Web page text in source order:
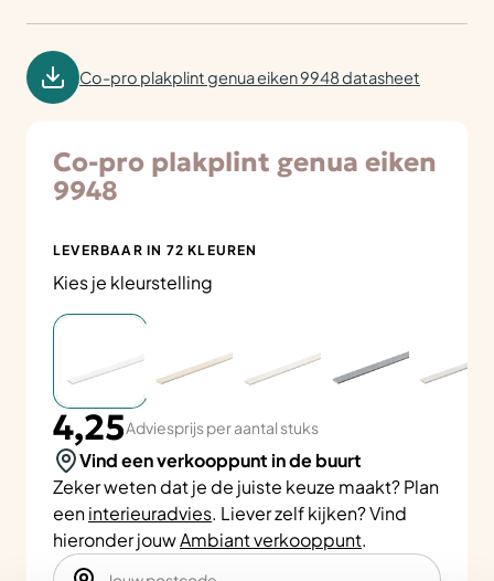
Co-pro plakplint genua eiken 9948 datasheet
Co-pro plakplint genua eiken
9948
LEVERBAAR IN 72 KLEUREN
Kies je kleurstelling
4,25Adviesprijs per aantal stuks
Vind een verkooppunt in de buurt
Zeker weten dat je de juiste keuze maakt? Plan
eeninterieuradvies. Liever zelf kijken? Vind
hieronder jouwAmbiant verkooppunt.